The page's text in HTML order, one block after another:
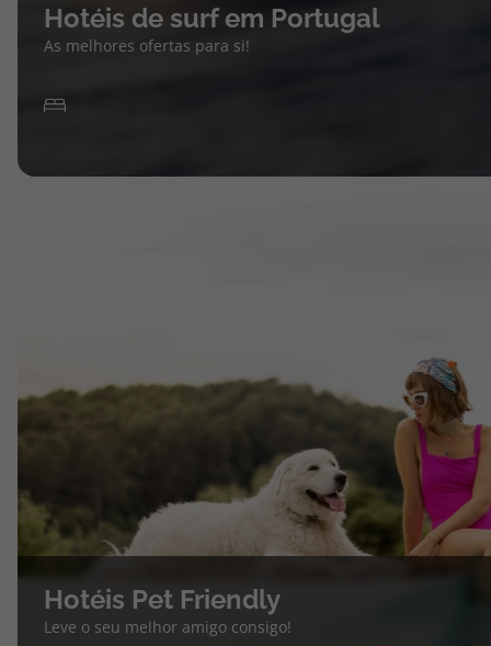
Hotéis de surf em Portugal
As melhores ofertas para si!
Hotéis Pet Friendly
Leve o seu melhor amigo consigo!